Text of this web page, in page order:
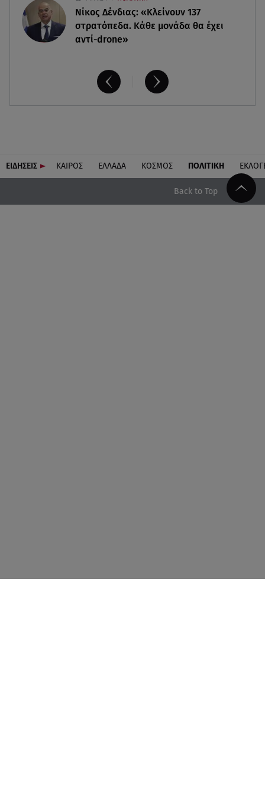
Νίκος Δένδιας: «Κλείνουν 137
στρατόπεδα. Kάθε μονάδα θα έχει
αντί-drone»
ΕΙΔΗΣΕΙΣ ΚΑΙΡΟΣ ΕΛΛΑΔΑ ΚΟΣΜΟΣ ΠΟΛΙΤΙΚΗ
Back to Top